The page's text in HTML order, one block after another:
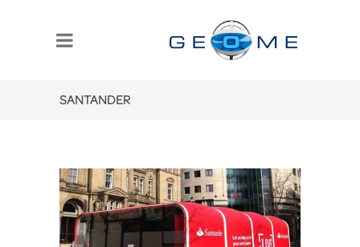
SANTANDER